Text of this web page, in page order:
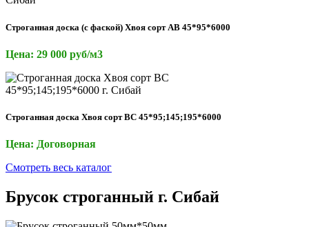
Строганная доска (с фаской) Хвоя сорт АВ 45*95*6000
Цена: 29 000 руб/м3
Строганная доска Хвоя сорт ВС 45*95;145;195*6000
Цена: Договорная
Смотреть весь каталог
Брусок строганный г. Сибай